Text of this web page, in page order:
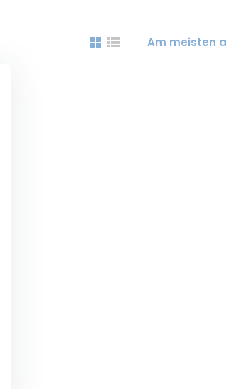
Am meisten